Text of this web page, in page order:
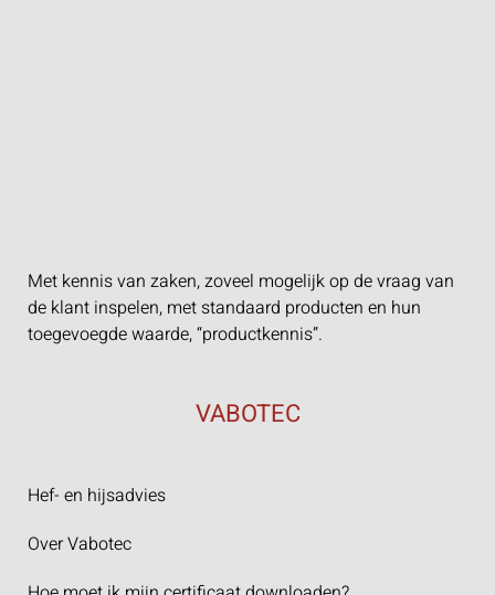
Met kennis van zaken, zoveel mogelijk op de vraag van
de klant inspelen, met standaard producten en hun
toegevoegde waarde, “productkennis”.
VABOTEC
Hef- en hijsadvies
Over Vabotec